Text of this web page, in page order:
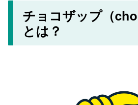
チョコザップ（
とは？